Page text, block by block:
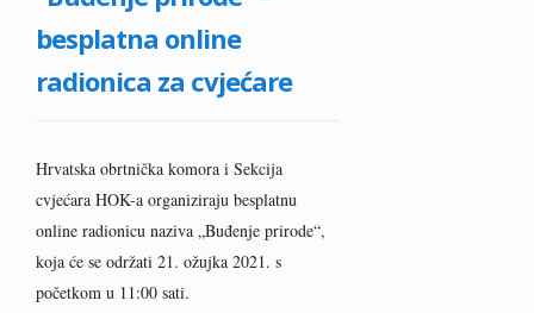
besplatna online
radionica za cvjećare
Hrvatska obrtnička komora i Sekcija
cvjećara HOK-a organiziraju besplatnu
online radionicu naziva „Buđenje prirode“,
koja će se održati 21. ožujka 2021. s
početkom u 11:00 sati.